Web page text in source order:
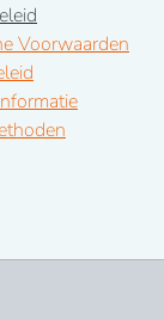
met
Voorwaarden